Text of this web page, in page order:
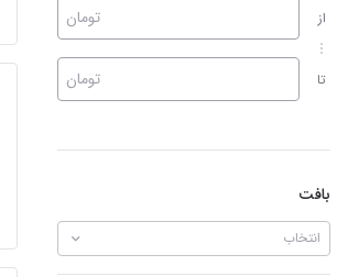
از
تا
تومان
تومان
بافت
انتخاب